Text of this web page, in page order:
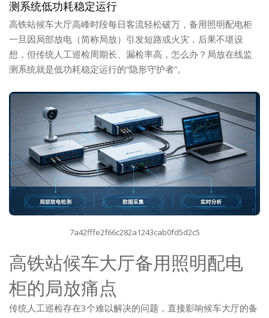
测系统低功耗稳定运行
高铁站候车大厅高峰时段每日客流轻松破万，备用照明配电柜
一旦因局部放电（简称局放）引发短路或火灾，后果不堪设
想，但传统人工巡检周期长、漏检率高，怎么办？局放在线监
测系统就是低功耗稳定运行的“隐形守护者”。
7a42fffe2f66c282a1243cab0fd5d2c5
高铁站候车大厅备用照明配电
柜的局放痛点
传统人工巡检存在3个难以解决的问题，直接影响候车大厅的备